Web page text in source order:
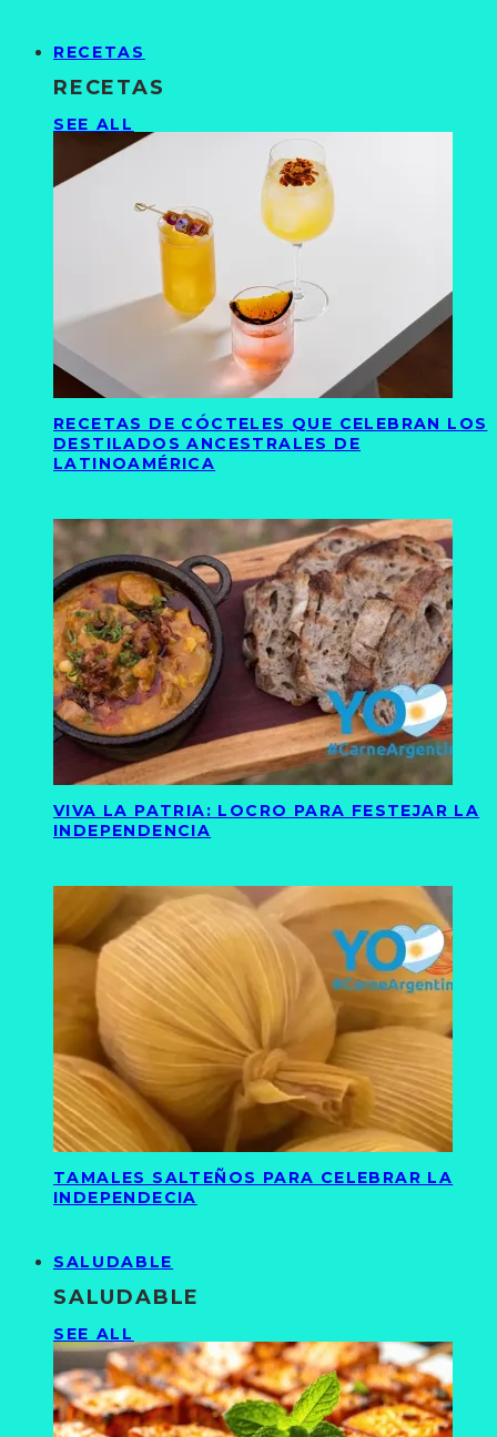
RECETAS
RECETAS
SEE ALL
RECETAS DE CÓCTELES QUE CELEBRAN LOS
DESTILADOS ANCESTRALES DE
LATINOAMÉRICA
VIVA LA PATRIA: LOCRO PARA FESTEJAR LA
INDEPENDENCIA
TAMALES SALTEÑOS PARA CELEBRAR LA
INDEPENDECIA
SALUDABLE
SALUDABLE
SEE ALL